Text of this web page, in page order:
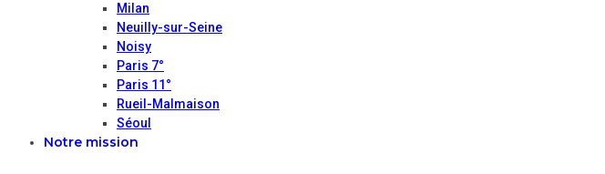
Milan
Neuilly-sur-Seine
Noisy
Paris 7°
Paris 11°
Rueil-Malmaison
Séoul
Notre mission